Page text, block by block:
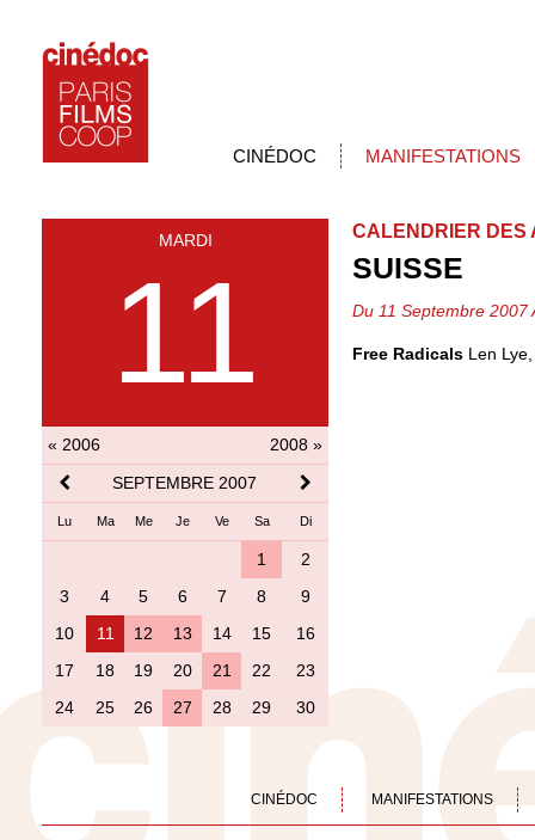
CINÉDOC MANIFESTATIONS
MARDI
11
« 2006
2008 »
SEPTEMBRE 2007
Lu Ma Me Je Ve Sa Di
1
2
3
4 5 6 7 8
9
10
11 12 13 14 15
16
17
18 19 20 21 22
23
24
25 26 27 28 29 30
CALENDRIER DES
SUISSE
Du 11 Septembre 2007
Free Radicals Len
CINÉDOC MANIFESTATIONS